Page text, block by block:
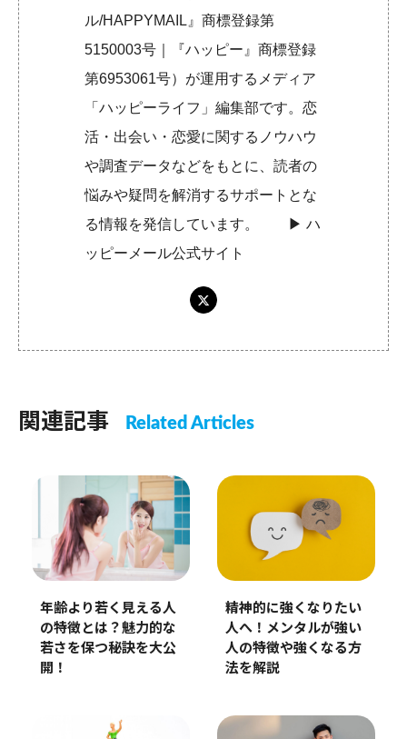
ル/HAPPYMAIL』商標登録第
5150003号｜『ハッピー』商標登録
第6953061号）が運用するメディア
「ハッピーライフ」編集部です。恋
活・出会い・恋愛に関するノウハウ
や調査データなどをもとに、読者の
悩みや疑問を解消するサポートとな
る情報を発信しています。 ▶︎ハ
ッピーメール公式サイト
関連記事 Related Articles
年齢より若く見える人
の特徴とは？魅力的な
若さを保つ秘訣を大公
開！
精神的に強くなりたい
人へ！メンタルが強い
人の特徴や強くなる方
法を解説